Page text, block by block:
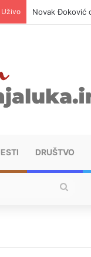
Uživo Novak Đoković
DRUŠTVO